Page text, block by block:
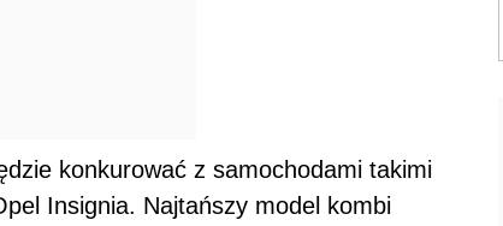
konkurować z samochodami takimi
Insignia. Najtańszy model kombi